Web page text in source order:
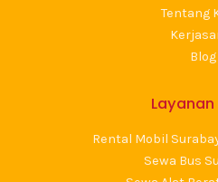
Tentang
Blog
Layanan
Rental Mobil
Sewa Bus